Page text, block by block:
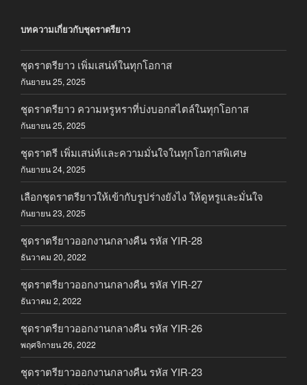
บทความเกี่ยวกับชุดราตรียาว
ชุดราตรียาว เพิ่มเสน่ห์ในทุกโอกาส
กันยายน 25, 2025
ชุดราตรียาว ความหรูหราที่บ่งบอกสไตล์ในทุกโอกาส
กันยายน 25, 2025
ชุดราตรี เพิ่มเสน่ห์และความมั่นใจในทุกโอกาสพิเศษ
กันยายน 24, 2025
เลือกชุดราตรียาวให้เข้ากับรูปร่างยังไง ให้ดูหรูและมั่นใจ
กันยายน 23, 2025
ชุดราตรียาวออกงานกลางคืน รหัส YIR-28
ธันวาคม 20, 2022
ชุดราตรียาวออกงานกลางคืน รหัส YIR-27
ธันวาคม 2, 2022
ชุดราตรียาวออกงานกลางคืน รหัส YIR-26
พฤศจิกายน 26, 2022
ชุดราตรียาวออกงานกลางคืน รหัส YIR-23